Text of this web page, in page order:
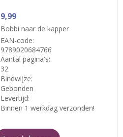
9,99
Bobbi naar de kapper
EAN-code:
9789020684766
Aantal pagina's:
32
Bindwijze:
Gebonden
Levertijd:
Binnen 1 werkdag verzonden!